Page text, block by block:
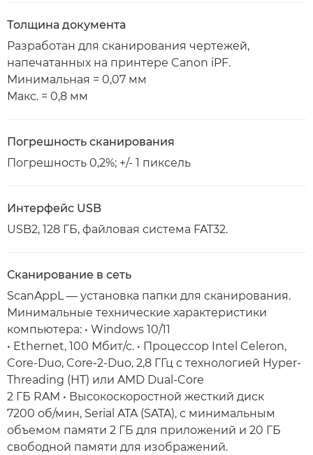
Толщина документа
Разработан для сканирования чертежей,
напечатанных на принтере Canon iPF.
Минимальная = 0,07 мм
Макс. = 0,8 мм
Погрешность сканирования
Погрешность 0,2%; +/- 1 пиксель
Интерфейс USB
USB2, 128 ГБ, файловая система FAT32.
Сканирование в сеть
ScanAppL — установка папки для сканирования.
Минимальные технические характеристики
компьютера: • Windows 10/11
• Ethernet, 100 Мбит/с. • Процессор Intel Celeron,
Core-Duo, Core-2-Duo, 2,8 ГГц с технологией Hyper-
Threading (HT) или AMD Dual-Core
2 ГБ RAM • Высокоскоростной жесткий диск
7200 об/мин, Serial ATA (SATA), с минимальным
объемом памяти 2 ГБ для приложений и 20 ГБ
свободной памяти для изображений.